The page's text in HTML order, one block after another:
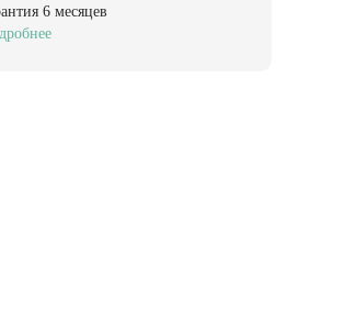
6 месяцев